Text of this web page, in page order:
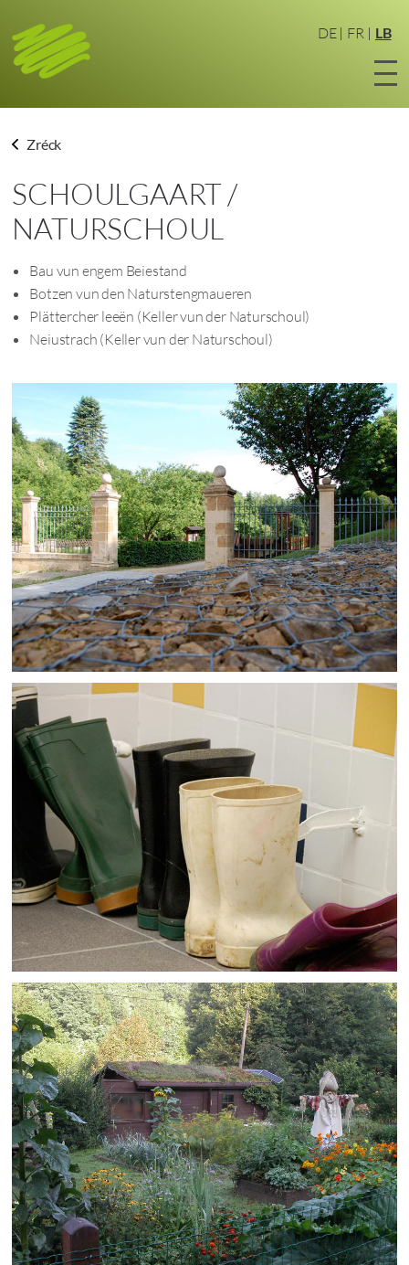
DE FR LB
Zréck
SCHOULGAART /
NATURSCHOUL
Bau vun engem Beiestand
Botzen vun den Naturstengmaueren
Plättercher leeën (Keller vun der Naturschoul)
Neiustrach (Keller vun der Naturschoul)